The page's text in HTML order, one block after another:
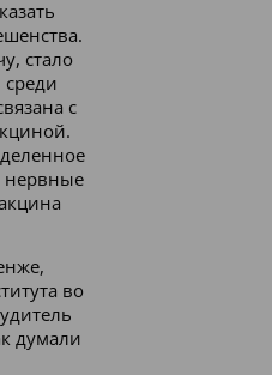
стало
среди
с
нервные
во
думали